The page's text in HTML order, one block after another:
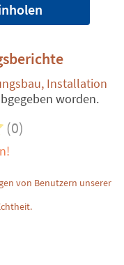
Installation
worden.
(0)
von Benutzern unserer